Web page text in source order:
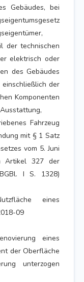
Gebäudes, bei
der technischen
elektrisch oder
des Gebäudes
der
Komponenten
Fahrzeug
mit § 1 Satz
vom 5. Juni
Artikel 327 der
I S. 1328)
eines
09
eines
der Oberfläche
unterzogen